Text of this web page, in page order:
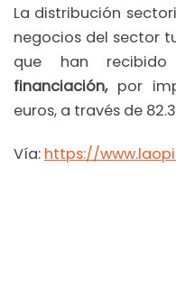
La distribución
negocios del sector
que han recibido
financiación,por
euros, a través de
Vía: https://